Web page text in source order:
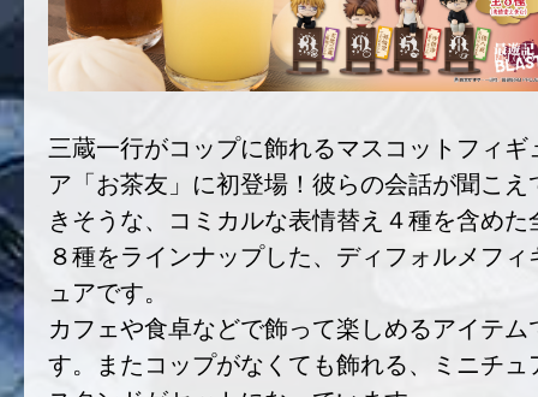
三蔵一行がコップに飾れるマスコットフィギ
ア「お茶友」に初登場！彼らの会話が聞こえ
きそうな、コミカルな表情替え４種を含めた
８種をラインナップした、ディフォルメフィ
ュアです。
カフェや食卓などで飾って楽しめるアイテム
す。またコップがなくても飾れる、ミニチュ